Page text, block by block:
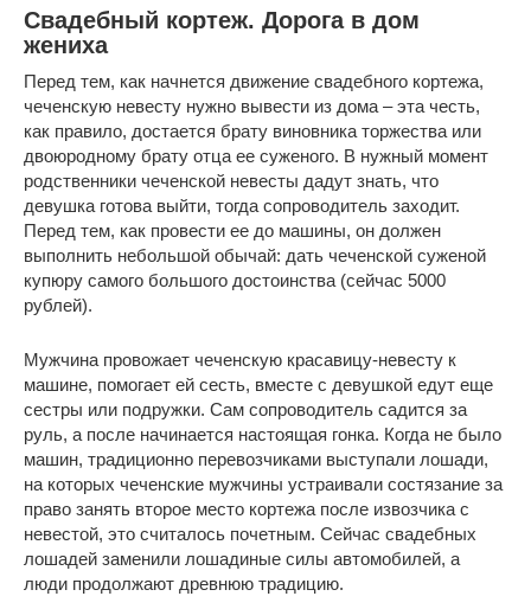
Свадебный кортеж. Дорога в дом
жениха
Перед тем, как начнется движение свадебного кортежа,
чеченскую невесту нужно вывести из дома – эта честь,
как правило, достается брату виновника торжества или
двоюродному брату отца ее суженого. В нужный момент
родственники чеченской невесты дадут знать, что
девушка готова выйти, тогда сопроводитель заходит.
Перед тем, как провести ее до машины, он должен
выполнить небольшой обычай: дать чеченской суженой
купюру самого большого достоинства (сейчас 5000
рублей).
Мужчина провожает чеченскую красавицу-невесту к
машине, помогает ей сесть, вместе с девушкой едут еще
сестры или подружки. Сам сопроводитель садится за
руль, а после начинается настоящая гонка. Когда не было
машин, традиционно перевозчиками выступали лошади,
на которых чеченские мужчины устраивали состязание за
право занять второе место кортежа после извозчика с
невестой, это считалось почетным. Сейчас свадебных
лошадей заменили лошадиные силы автомобилей, а
люди продолжают древнюю традицию.